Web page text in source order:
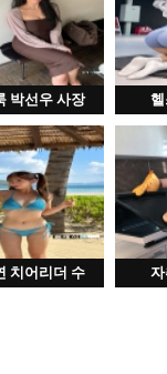
박선우 사장
치어리더 수